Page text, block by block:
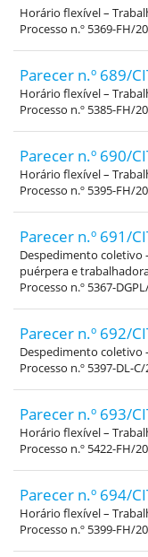
Horário flexível –
Processo n.º 5369-FH/
Parecer n.º 689/
Horário flexível –
Processo n.º 5385-FH/
Parecer n.º 690/
Horário flexível –
Processo n.º 5395-FH/
Parecer n.º 691/
Despedimento coletivo
puérpera e
Processo n.º 5367-
Parecer n.º 692/
Despedimento coletivo
Processo n.º 5397-DL-
Parecer n.º 693/
Horário flexível –
Processo n.º 5422-FH/
Parecer n.º 694/
Horário flexível –
Processo n.º 5399-FH/